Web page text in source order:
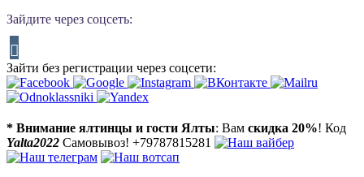
Зайдите через соцсеть:
Зайти без регистрации через соцсети:
* Внимание ялтинцы и гости Ялты: Вам скидка 20%! Код
Yalta2022 Самовывоз! +79787815281